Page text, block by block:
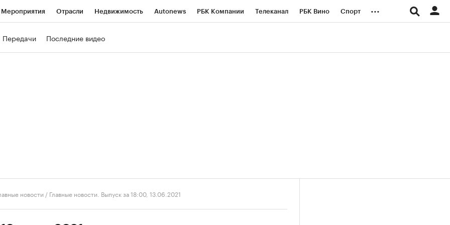
Мероприятия Отрасли Недвижимость Autonews РБК Компании Телеканал РБК Вино Спорт ...
Передачи Последние видео
новости / Главные новости. Выпуск за 18:00, 13.06.2021